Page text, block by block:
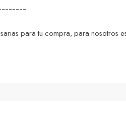
para tu compra, para nosotros